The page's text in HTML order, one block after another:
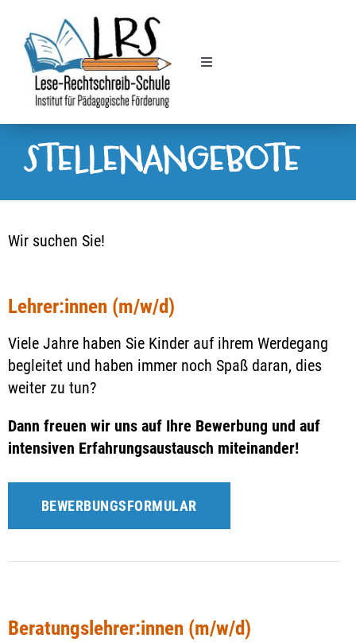
Inhalt
springen
Toggle
Legasthenie
Dyskalkulie
Finanzielle Förderung
Lehrer gesucht
Standorte
STELLENANGEBOTE
Wir suchen Sie!
Lehrer:innen (m/w/d)
Viele Jahre haben Sie Kinder auf ihrem Werdegang
begleitet und haben immer noch Spaß daran, dies
weiter zu tun?
Dann freuen wir uns auf Ihre Bewerbung und auf
intensiven Erfahrungsaustausch miteinander!
BEWERBUNGSFORMULAR
Beratungslehrer:innen (m/w/d)